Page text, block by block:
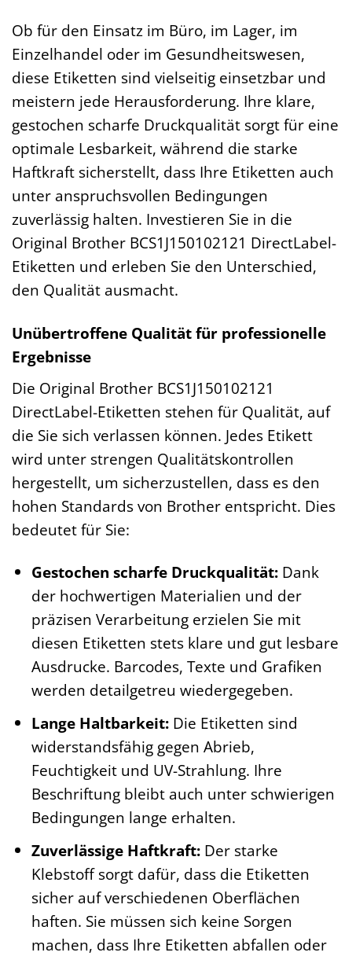
Ob für den Einsatz im Büro, im Lager, im
Einzelhandel oder im Gesundheitswesen,
diese Etiketten sind vielseitig einsetzbar und
meistern jede Herausforderung. Ihre klare,
gestochen scharfe Druckqualität sorgt für eine
optimale Lesbarkeit, während die starke
Haftkraft sicherstellt, dass Ihre Etiketten auch
unter anspruchsvollen Bedingungen
zuverlässig halten. Investieren Sie in die
Original Brother BCS1J150102121 DirectLabel-
Etiketten und erleben Sie den Unterschied,
den Qualität ausmacht.
Unübertroffene Qualität für professionelle
Ergebnisse
Die Original Brother BCS1J150102121
DirectLabel-Etiketten stehen für Qualität, auf
die Sie sich verlassen können. Jedes Etikett
wird unter strengen Qualitätskontrollen
hergestellt, um sicherzustellen, dass es den
hohen Standards von Brother entspricht. Dies
bedeutet für Sie:
Gestochen scharfe Druckqualität:Dank
der hochwertigen Materialien und der
präzisen Verarbeitung erzielen Sie mit
diesen Etiketten stets klare und gut lesbare
Ausdrucke. Barcodes, Texte und Grafiken
werden detailgetreu wiedergegeben.
Lange Haltbarkeit:Die Etiketten sind
widerstandsfähig gegen Abrieb,
Feuchtigkeit und UV-Strahlung. Ihre
Beschriftung bleibt auch unter schwierigen
Bedingungen lange erhalten.
Zuverlässige Haftkraft:Der starke
Klebstoff sorgt dafür, dass die Etiketten
sicher auf verschiedenen Oberflächen
haften. Sie müssen sich keine Sorgen
machen, dass Ihre Etiketten abfallen oder